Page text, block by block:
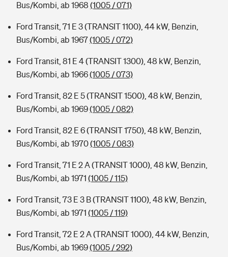
Bus/Kombi, ab 1968 (1005 / 071)
Ford Transit, 71 E 3 (TRANSIT 1100), 44 kW, Benzin,
Bus/Kombi, ab 1967(1005 / 072)
Ford Transit, 81 E 4 (TRANSIT 1300), 48 kW, Benzin,
Bus/Kombi, ab 1966(1005 / 073)
Ford Transit, 82 E 5 (TRANSIT 1500), 48 kW, Benzin,
Bus/Kombi, ab 1969(1005 / 082)
Ford Transit, 82 E 6 (TRANSIT 1750), 48 kW, Benzin,
Bus/Kombi, ab 1970(1005 / 083)
Ford Transit, 71 E 2 A (TRANSIT 1000), 48 kW, Benzin,
Bus/Kombi, ab 1971 (1005 / 115)
Ford Transit, 73 E 3 B (TRANSIT 1100), 48 kW, Benzin,
Bus/Kombi, ab 1971 (1005 / 119)
Ford Transit, 72 E 2 A (TRANSIT 1000), 44 kW, Benzin,
Bus/Kombi, ab 1969(1005 / 292)